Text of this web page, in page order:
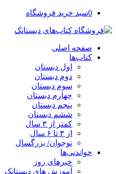
0سبد خرید فروشگاه
صفحه اصلی
کتاب‌ها
اول دبستان
دوم دبستان
سوم دبستان
چهارم دبستان
پنجم دبستان
ششم دبستان
کمتر از ۳ سال
از ۳ تا ۶ سال
نوجوان/ بزرگسال
خواندنی‌ها
خبرهای روز
آموزش های دبستانک